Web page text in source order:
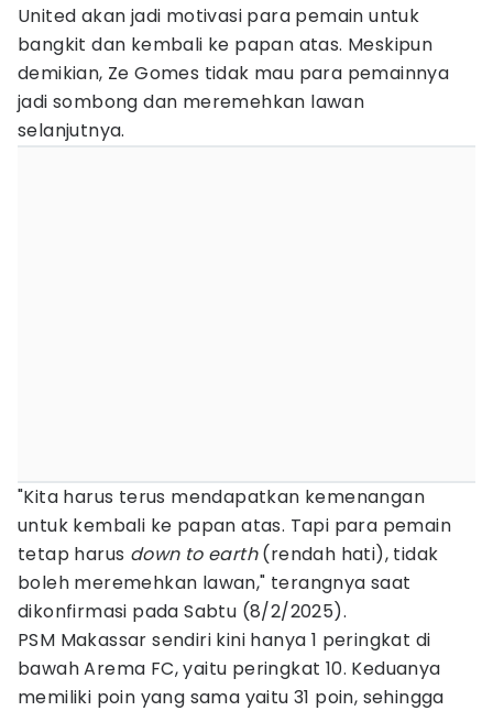
United akan jadi motivasi para pemain untuk
bangkit dan kembali ke papan atas. Meskipun
demikian, Ze Gomes tidak mau para pemainnya
jadi sombong dan meremehkan lawan
selanjutnya.
"Kita harus terus mendapatkan kemenangan
untuk kembali ke papan atas. Tapi para pemain
tetap harus down to earth(rendah hati), tidak
boleh meremehkan lawan," terangnya saat
dikonfirmasi pada Sabtu (8/2/2025).
PSM Makassar sendiri kini hanya 1 peringkat di
bawah Arema FC, yaitu peringkat 10. Keduanya
memiliki poin yang sama yaitu 31 poin, sehingga